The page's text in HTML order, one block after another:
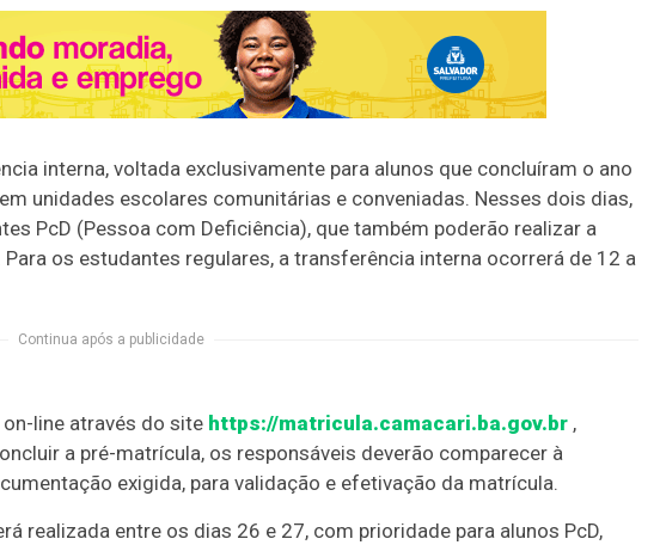
interna, voltada exclusivamente para alunos que concluíram o ano
unidades escolares comunitárias e conveniadas. Nesses dois dias,
PcD (Pessoa com Deficiência), que também poderão realizar a
os estudantes regulares, a transferência interna ocorrerá de 12 a
Continua após a publicidade
line através do site https://matricula.camacari.ba.gov.br ,
a pré-matrícula, os responsáveis deverão comparecer à
exigida, para validação e efetivação da matrícula.
realizada entre os dias 26 e 27, com prioridade para alunos PcD,